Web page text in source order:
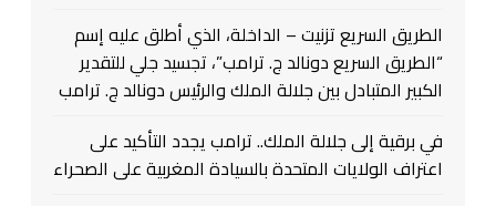
الطريق السريع تزنيت – الداخلة، الذي أطلق عليه إسم
“الطريق السريع دونالد ج. ترامب”، تجسيد جلي للتقدير
الكبير المتبادل بين جلالة الملك والرئيس دونالد ج. ترامب
في برقية إلى جلالة الملك.. ترامب يجدد التأكيد على
اعتراف الولايات المتحدة بالسيادة المغربية على الصحراء